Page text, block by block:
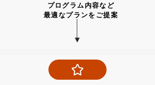
プログラム内容など
​最適なプランをご提案